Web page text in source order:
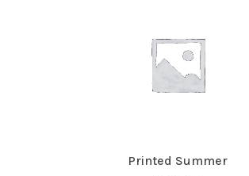
Printed Summer